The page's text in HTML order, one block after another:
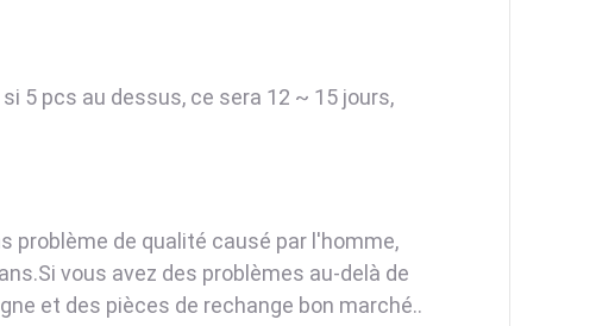
5 pcs au dessus, ce sera 12 ~ 15 jours,
problème de qualité causé par l'homme,
vous avez des problèmes au-delà de
et des pièces de rechange bon marché..